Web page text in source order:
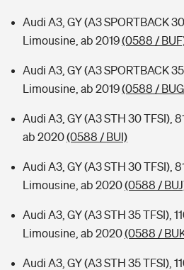
Audi A3, GY (A3 SPORTBACK
Limousine, ab 2019(0588 /
Audi A3, GY (A3 SPORTBACK
Limousine, ab 2019(0588 /
Audi A3, GY (A3 STH 30 TFSI),
ab 2020(0588 / BUI)
Audi A3, GY (A3 STH 30 TFSI),
Limousine, ab 2020(0588 /
Audi A3, GY (A3 STH 35 TFSI),
Limousine, ab 2020(0588 /
Audi A3, GY (A3 STH 35 TFSI),